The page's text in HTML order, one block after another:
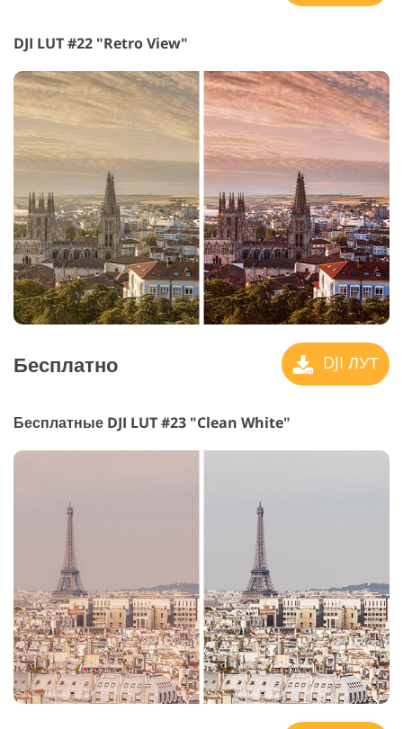
DJI LUT #22 "Retro View"
Бесплатно DJI ЛУТ
Бесплатные DJI LUT #23 "Clean White"